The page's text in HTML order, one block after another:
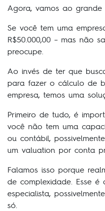
Agora, vamos ao grande
Se você tem uma
R$50.000,00 – mas não
preocupe.
Ao invés de ter que
para fazer o cálculo de
empresa, temos uma
Primeiro de tudo, é
você não tem uma
ou contábil,
um valuation por conta
Falamos isso porque
de complexidade. Esse
especialista,
só.